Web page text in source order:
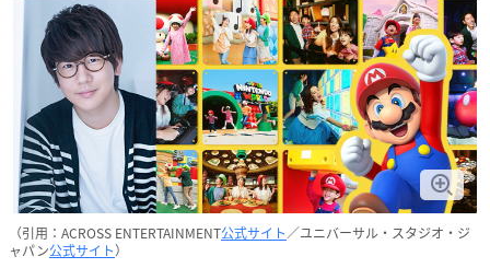
（引用：ACROSS ENTERTAINMENT公式サイト／ユニバーサル・スタジオ・ジ
ャパン公式サイト）